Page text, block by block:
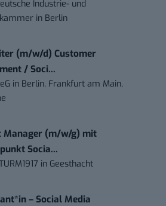
Industrie- und
in Berlin
(m/w/d) Customer
/ Soci...
in Berlin, Frankfurt am Main,
Manager (m/w/g) mit
Socia...
in Geesthacht
– Social Media